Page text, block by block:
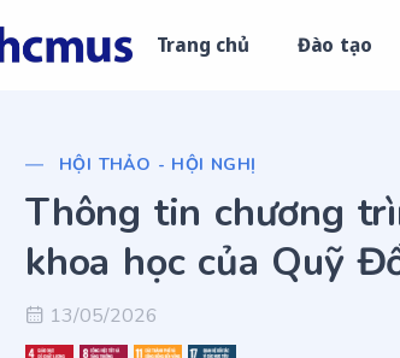
Trang chủ Đào tạo
HỘI THẢO - HỘI NGHỊ
Thông tin chương
khoa học của Quỹ
13/05/2026